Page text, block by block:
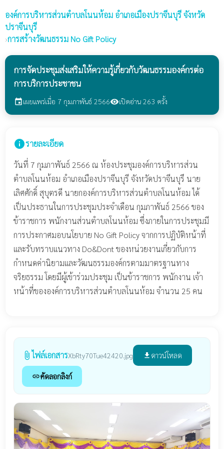
องค์การบริหารส่วนตำบลโนนห้อม อำเภอเมืองปราจีนบุรี จังหวัด
ปราจีนบุรี
›การสร้างวัฒนธรรม No Gift Policy
การจัดประชุมส่งเสริมให้ความรู้เกี่ยวกับวัฒนธรรมองค์กรต่อ
การบริการประชาชน
eventเผยแพร่เมื่อ 7 กุมภาพันธ์ 2566visibilityเปิดอ่าน 263 ครั้ง
infoรายละเอียด
วันที่ 7 กุมภาพันธ์ 2566 ณ ห้องประชุมองค์การบริหารส่วน
ตำบลโนนห้อม อำเภอเมืองปราจีนบุรี จังหวัดปราจีนบุรึ นาย
เลิศศักดิ์ สุบุตรดี นายกองค์การบริหารส่วนตำบลโนนห้อม ได้
เป็นประธานในการประชุมประจำเดือน กุมภาพันธ์ 2566 ของ
ข้าราชการ พนักงานส่วนตำบลโนนห้อม ซึ่งภายในการประชุมมี
การประกาศมอบนโยบาย No Gift Policy จากการปฏิบัติหน้าที่
และรับทราบแนวทาง Do&Dont ของหน่วยงานเกี่ยวกับการ
กำหนดค่านิยามและวัฒนธรรมองค์กรตามมาตรฐานทาง
จริยธรรม โดยมีผู้เข้าร่วมประชุม เป็นข้าราชการ พนักงาน เจ้า
หน้าที่ขององค์การบริหารส่วนตำบลโนนห้อม จำนวน 25 คน
attach_file ไฟล์เอกสารXbRty70Tue42420.jpg file_download ดาวน์โหลด
linkคัดลอกลิงก์